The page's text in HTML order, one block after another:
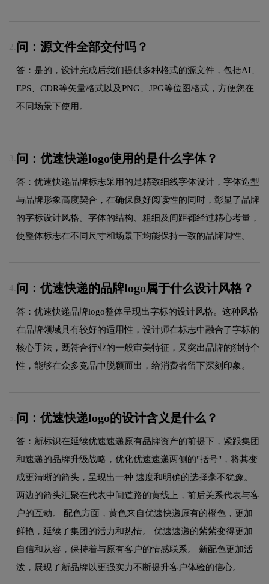
2. 问：源文件全部交付吗？
答：是的，设计完成后我们提供多种格式的源文件，包括AI、
EPS、CDR等矢量格式以及PNG、JPG等位图格式，方便您在
不同场景下使用。
3. 问：优速快递logo使用的是什么字体？
答：优速快递品牌标志采用的是精致细线字体设计，字体造型
与品牌形象高度契合，在确保良好阅读性的同时，彰显了品牌
的字标设计风格。字体的结构、粗细及间距都经过精心考量，
使整体标志在不同尺寸和场景下均能保持一致的品牌调性。
4. 问：优速快递的品牌logo属于什么设计风格？
答：优速快递品牌logo整体呈现出字标的设计风格。这种风格
在品牌领域具有较好的适用性，设计师在标志中融合了字标的
核心手法，既符合行业的一般审美特征，又突出品牌的独特个
性，能够在众多竞品中脱颖而出，给消费者留下深刻印象。
5. 问：优速快递logo的设计含义是什么？
答：新标识在延续优速速递原有品牌资产的前提下，紧跟集团
和速递的品牌升级战略，优化优速速递两侧的"括号"，将其变
成更清晰的箭头，呈现出一种 速度和明确的选择毫不犹豫。
两边的箭头汇聚在代表中间道路的黄线上，前后关系代表与客
户的互动。 配色方面，黄色来自优速快递原有的橙色，更加
鲜艳，延续了集团的活力和热情。 优速速递的紫紫变得更加
自信和从容，保持着与原有客户的情感联系。 新配色更加活
泼，展现了新品牌以更强实力不断提升客户体验的信心。